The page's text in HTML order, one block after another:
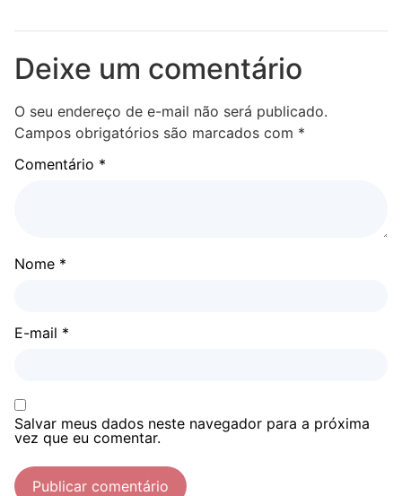
Deixe um comentário
O seu endereço de e-mail não será publicado.
Campos obrigatórios são marcados com *
Comentário *
Nome *
E-mail *
Salvar meus dados neste navegador para a próxima
vez que eu comentar.